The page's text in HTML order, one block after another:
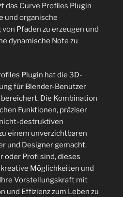
das Curve Profiles Plugin
und organische
Pfaden zu erzeugen und
dynamische Note zu
Plugin hat die 3D-
für Blender-Benutzer
Die Kombination
Funktionen, präziser
destruktiven
einem unverzichtbaren
und Designer gemacht.
oder Profi sind, dieses
Möglichkeiten und
Vorstellungskraft mit
und Effizienz zum Leben zu